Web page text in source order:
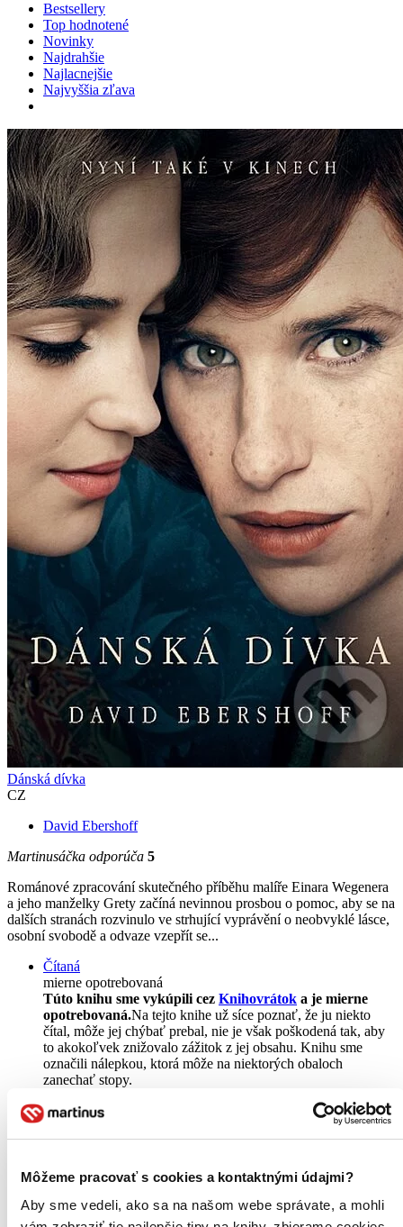
Môžeme pracovať s cookies a kontaktnými údajmi?
Aby sme vedeli, ako sa na našom webe správate, a mohli
Bestsellery
Top hodnotené
Novinky
Najdrahšie
Najlacnejšie
Najvyššia zľava
Dánská dívka
CZ
David Ebershoff
Martinusáčka odporúča 5
Románové zpracování skutečného příběhu malíře Einara Wegenera
a jeho manželky Grety začíná nevinnou prosbou o pomoc, aby se na
dalších stranách rozvinulo ve strhující vyprávění o neobvyklé lásce,
osobní svobodě a odvaze vzepřít se...
Čítaná
mierne opotrebovaná
Túto knihu sme vykúpili cez Knihovrátok a je mierne
opotrebovaná.Na tejto knihe už síce poznať, že ju niekto
čítal, môže jej chýbať prebal, nie je však poškodená tak, aby
to akokoľvek znižovalo zážitok z jej obsahu. Knihu sme
označili nálepkou, ktorá môže na niektorých obaloch
zanechať stopy.
Na sklade
Táto kniha sa môže na cestu ku vám vybrať prakticky
okamžite! Ak si ju objednáte do 13:00 v pracovný deň,
pracovný deň.
Kniha pevná väzba